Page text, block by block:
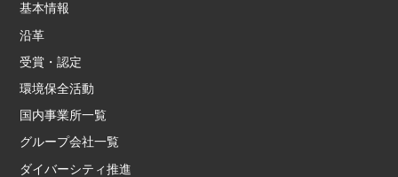
基本情報
沿革
受賞・認定
環境保全活動
国内事業所一覧
グループ会社一覧
ダイバーシティ推進